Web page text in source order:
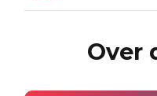
Over